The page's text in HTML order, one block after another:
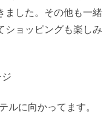
ました。その他も一緒
ショッピングも楽しみ
ルに向かってます。